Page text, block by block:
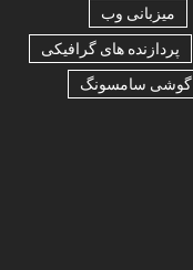
میزبانی وب
پردازنده های گرافیکی
گوشی سامسونگ